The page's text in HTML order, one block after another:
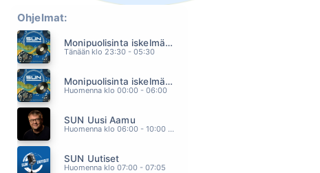
SINÄ MINUSSA
11.56
11.51
11.48
11.44
Ohjelmat:
Monipuolisinta iskelmää ja parasta poppia
Tänään klo 23:30 - 05:30
Monipuolisinta iskelmää ja parasta poppia
Huomenna klo 00:00 - 06:00
SUN Uusi Aamu
Huomenna klo 06:00 - 10:00 - Studiossa: Kimmo Hoivassilta
SUN Uutiset
Huomenna klo 07:00 - 07:05